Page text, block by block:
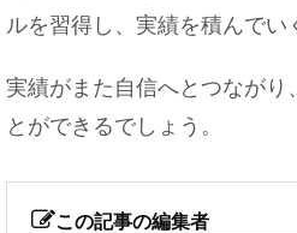
ルを習得し、実績を積んでい
実績がまた自信へとつながり
とができるでしょう。
この記事の編集者